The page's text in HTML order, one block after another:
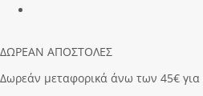
ΔΩΡΕΑΝ ΑΠΟΣΤΟΛΕΣ
Δωρεάν μεταφορικά άνω των 45€ για